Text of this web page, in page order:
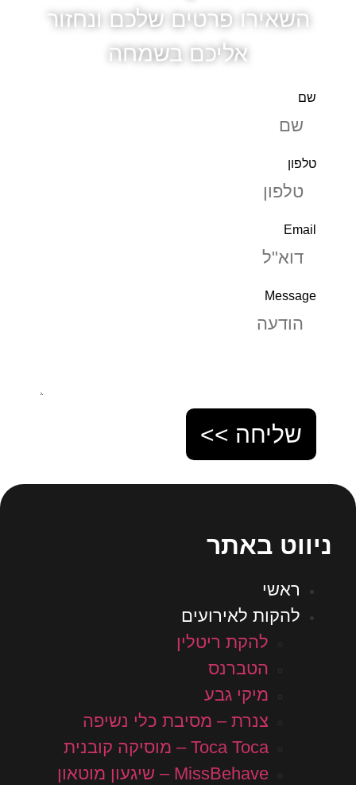
השאירו פרטים שלכם ונחזור
אליכם בשמחה
שם
טלפון
Email
Message
שליחה >>
ניווט באתר
ראשי
להקות לאירועים
להקת ריטלין
הטברנס
מיקי גבע
צנרת – מסיבת כלי נשיפה
Toca Toca – מוסיקה קובנית
MissBehave – שיגעון מוטאון